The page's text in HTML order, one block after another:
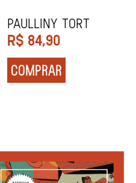
Socorro Acioli
R$ 74,90
COMPRAR